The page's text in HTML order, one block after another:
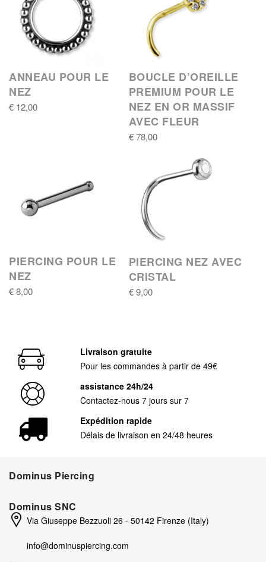
ANNEAU POUR LE
NEZ
€ 12,00
BOUCLE D’OREILLE
PREMIUM POUR LE
NEZ EN OR MASSIF
AVEC FLEUR
€ 78,00
PIERCING POUR LE
NEZ
€ 8,00
PIERCING NEZ AVEC
CRISTAL
€ 9,00
Livraison gratuite
Pour les commandes à partir de 49€
assistance 24h/24
Contactez-nous 7 jours sur 7
Expédition rapide
Délais de livraison en 24/48 heures
Dominus Piercing
Dominus SNC
Via Giuseppe Bezzuoli 26 - 50142 Firenze (Italy)
info@dominuspiercing.com